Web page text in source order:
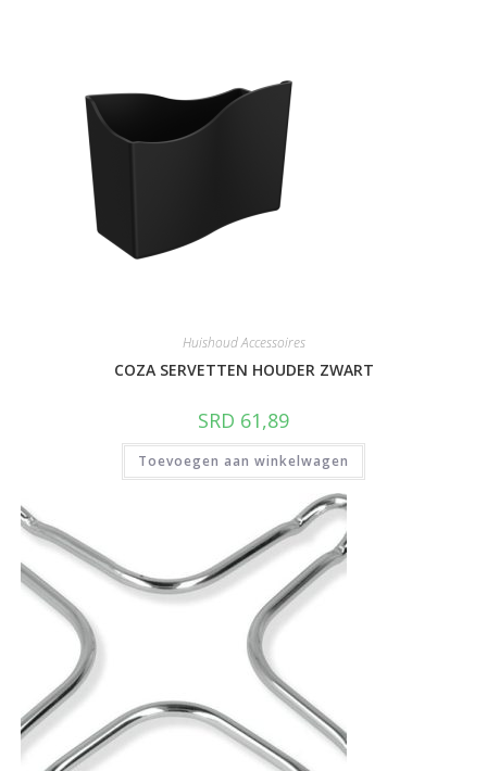
Huishoud Accessoires
COZA SERVETTEN HOUDER ZWART
SRD 61,89
Toevoegen aan winkelwagen